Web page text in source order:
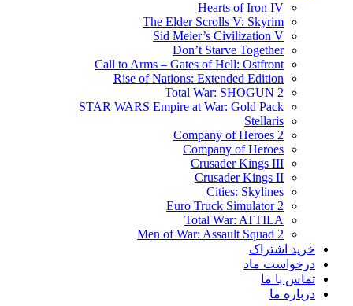
Hearts of Iron IV
The Elder Scrolls V: Skyrim
Sid Meier’s Civilization V
Don’t Starve Together
Call to Arms – Gates of Hell: Ostfront
Rise of Nations: Extended Edition
Total War: SHOGUN 2
STAR WARS Empire at War: Gold Pack
Stellaris
Company of Heroes 2
Company of Heroes
Crusader Kings III
Crusader Kings II
Cities: Skylines
Euro Truck Simulator 2
Total War: ATTILA
Men of War: Assault Squad 2
خرید اشتراک
درخواست ماد
تماس با ما
درباره ما